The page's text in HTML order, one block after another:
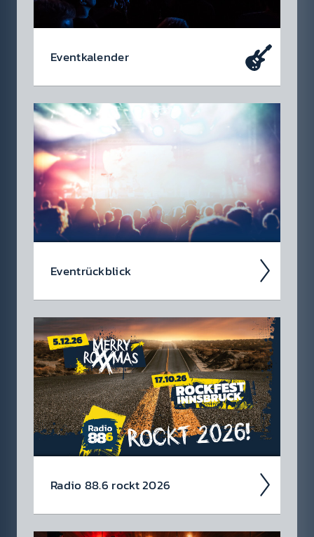
Event­kalen­der
Da soll­test du dabei sein – oder zu­mindest
so tun als ob. Die wir­klich coolen Events, die
du dir heute schon in den Kalen­der ein­tragen
soll­test.
Event­rück­blick
Wir blicken auf coole 88.6 Events zurück.
Radio 88.6 rockt 2026